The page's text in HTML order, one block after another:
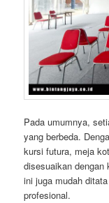
Pada umumnya,
yang berbeda.
kursi futura, meja
disesuaikan dengan
ini juga mudah
profesional.